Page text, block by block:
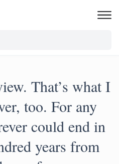
That’s what I
too. For any
could end in
years from